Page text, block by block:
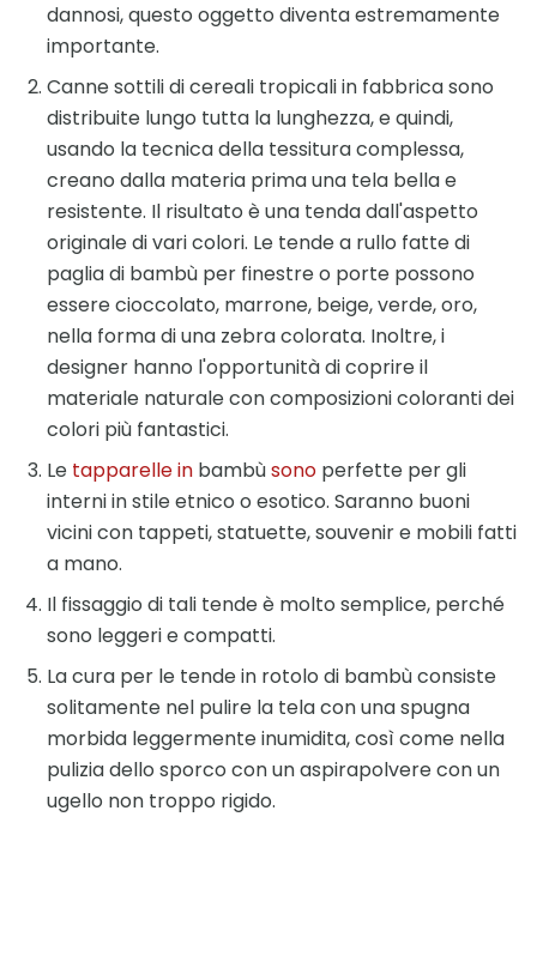
dannosi, questo oggetto diventa estremamente
importante.
Canne sottili di cereali tropicali in fabbrica sono
distribuite lungo tutta la lunghezza, e quindi,
usando la tecnica della tessitura complessa,
creano dalla materia prima una tela bella e
resistente. Il risultato è una tenda dall'aspetto
originale di vari colori. Le tende a rullo fatte di
paglia di bambù per finestre o porte possono
essere cioccolato, marrone, beige, verde, oro,
nella forma di una zebra colorata. Inoltre, i
designer hanno l'opportunità di coprire il
materiale naturale con composizioni coloranti dei
colori più fantastici.
Le tapparelle in bambùsono perfette per gli
interni in stile etnico o esotico. Saranno buoni
vicini con tappeti, statuette, souvenir e mobili fatti
a mano.
Il fissaggio di tali tende è molto semplice, perché
sono leggeri e compatti.
La cura per le tende in rotolo di bambù consiste
solitamente nel pulire la tela con una spugna
morbida leggermente inumidita, così come nella
pulizia dello sporco con un aspirapolvere con un
ugello non troppo rigido.